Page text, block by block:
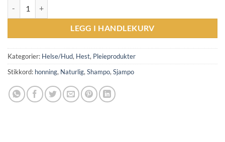
LEGG I HANDLEKURV
Kategorier: Helse/Hud, Hest, Pleieprodukter
Stikkord: honning, Naturlig,Shampo,Sjampo